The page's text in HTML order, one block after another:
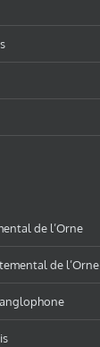
de l’Orne
de l’Orne